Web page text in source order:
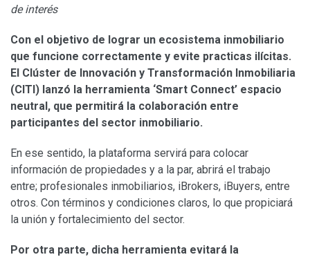
de interés
Con el objetivo de lograr un ecosistema inmobiliario
que funcione correctamente y evite practicas ilícitas.
El Clúster de Innovación y Transformación Inmobiliaria
(CITI) lanzó la herramienta ‘Smart Connect’ espacio
neutral, que permitirá la colaboración entre
participantes del sector inmobiliario.
En ese sentido, la plataforma servirá para colocar
información de propiedades y a la par, abrirá el trabajo
entre; profesionales inmobiliarios, iBrokers, iBuyers, entre
otros. Con términos y condiciones claros, lo que propiciará
la unión y fortalecimiento del sector.
Por otra parte, dicha herramienta evitará la